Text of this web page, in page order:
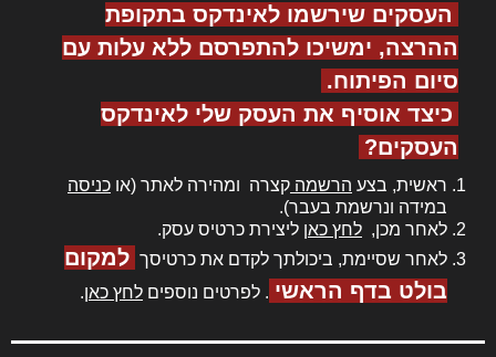
העסקים שירשמו לאינדקס בתקופת
ההרצה, ימשיכו להתפרסם ללא עלות עם
סיום הפיתוח.
כיצד אוסיף את העסק שלי לאינדקס
העסקים?
ראשית, בצע הרשמה קצרה ומהירה לאתר (או כניסה
במידה ונרשמת בעבר).
לאחר מכן, לחץ כאן ליצירת כרטיס עסק.
לאחר שסיימת, ביכולתך לקדם את כרטיסך למקום
בולט בדף הראשי . לפרטים נוספים לחץ כאן.